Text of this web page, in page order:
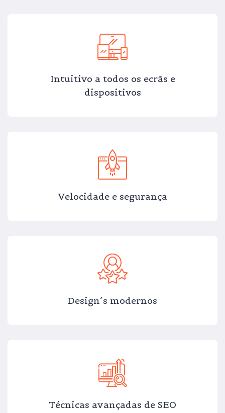
Intuitivo a todos os ecrãs e
dispositivos
Velocidade e segurança
Design´s modernos
Técnicas avançadas de SEO